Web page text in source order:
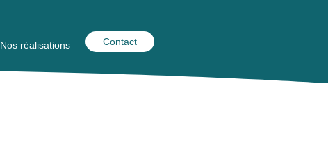
Nos réalisations Contact